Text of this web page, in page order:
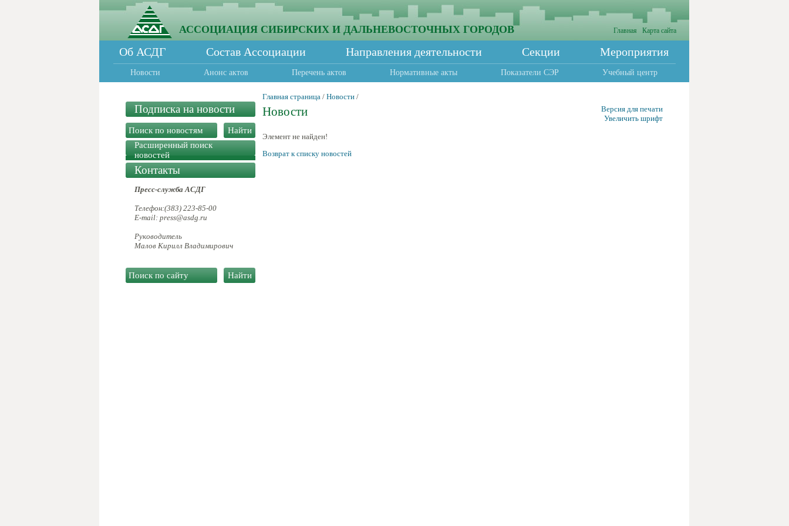
АССОЦИАЦИЯ СИБИРСКИХ И ДАЛЬНЕВОСТОЧНЫХ ГОРОДОВ Главная Карта сайта
Об АСДГ Состав Ассоциации Направления деятельности Секции Мероприятия
Новости Анонс актов Перечень актов Нормативные акты Показатели СЭР Учебный центр
Подписка на новости
Расширенный поиск
новостей
Контакты
Пресс-служба АСДГ
Телефон:(383) 223-85-00
E-mail: press@asdg.ru
Руководитель
Малов Кирилл Владимирович
Главная страница / Новости /
Новости
Версия для печати
Увеличить шрифт
Элемент не найден!
Возврат к списку новостей